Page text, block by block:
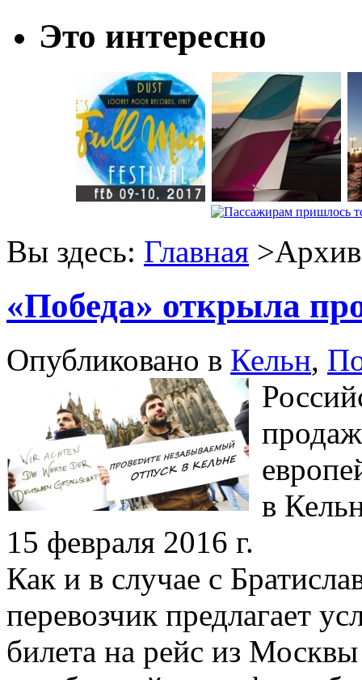
Это интересно
Вы здесь: Главная >Архив
«Победа» открыла
Опубликовано в Кельн,
в
15 февраля 2016 г.
Как и в случае с
перевозчик предлагает
билета на рейс из